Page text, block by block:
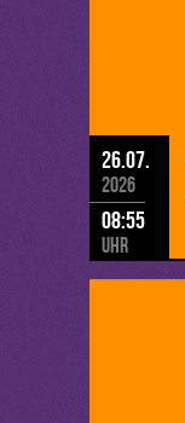
26.07.
2026
08:55
Uhr